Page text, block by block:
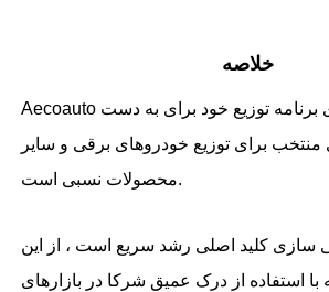
خلاصه
Aecoauto در حال راه اندازی برنامه توزیع خود برای به دست
برای توزیع خودروهای برقی و سایر
محصولات نسبی است.
سازی کلید اصلی رشد سریع است ، از این
با استفاده از درک عمیق شرکا در بازارهای